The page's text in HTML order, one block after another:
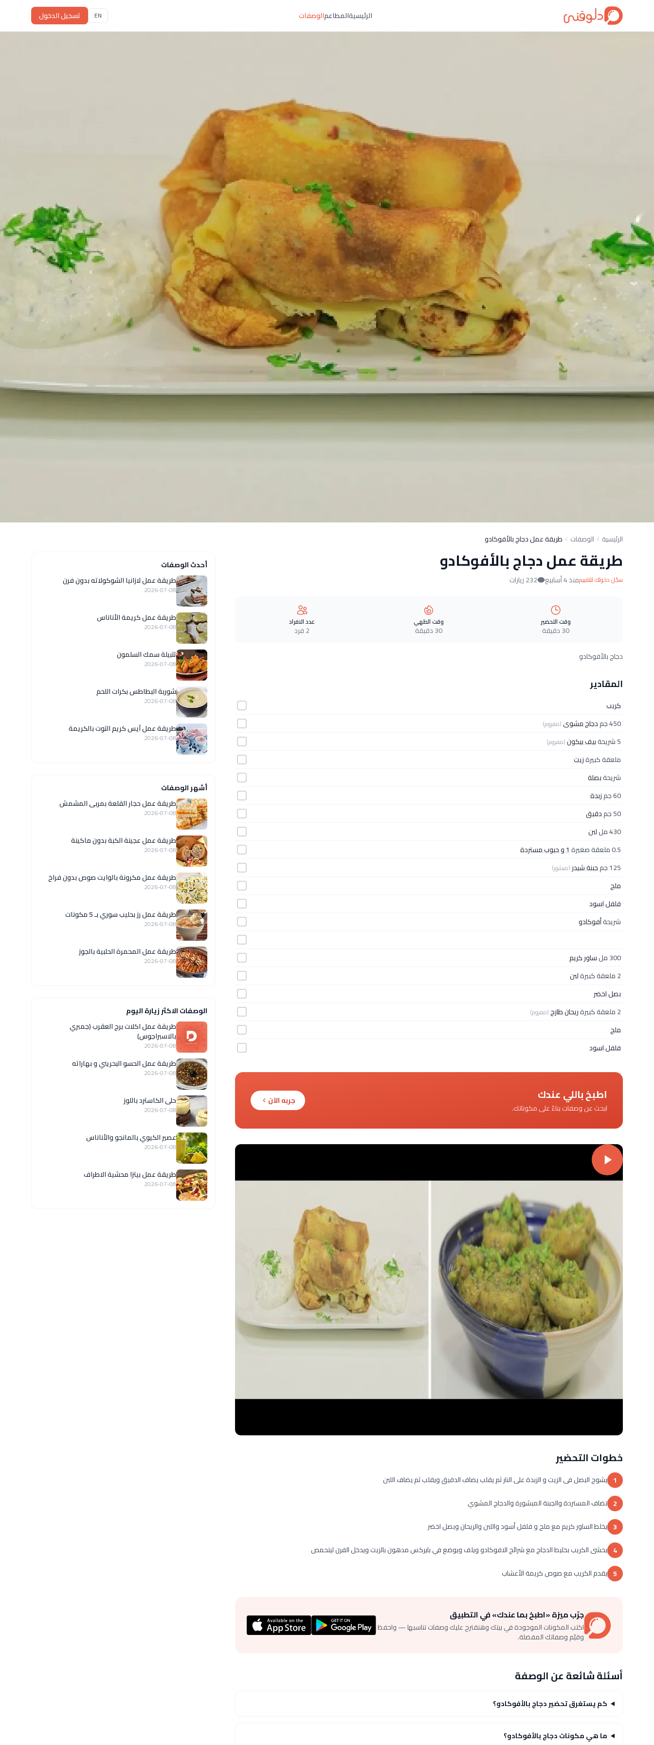
الرئيسيةالمطاعمالوصفات EN تسجيل الدخول
الرئيسية الوصفات طريقة عمل دجاج بالأفوكادو
طريقة عمل دجاج بالأفوكادو
سجّل دخولك للتقييممنذ 4 أسابيع 232 زيارات
وقت التحضير
30 دقيقة
وقت الطهي
30 دقيقة
عدد الافراد
2 فرد
دجاج بالأفوكادو
المقادير
كريب
450 جم
دجاج مشوى(مفروم)
5 شريحة بيف بيكون(مفروم)
ملعقة كبيرةزيت
شريحةبصلة
60 جم
زبدة
50 جم
دقيق
430 مل
لبن
0.5 ملعقة صغيرة
1 و حبوب مستردة
125 جم
جبنة شيدر (مبشور)
ملح
فلفل اسود
شريحةأفوكادو
300 مل
ساور كريم
2 ملعقة كبيرة
لبن
بصل اخضر
2 ملعقة كبيرة
ريحان طازج(مفروم)
ملح
فلفل اسود
اطبخ باللي عندك
ابحث عن وصفات بناءً على مكوناتك.
جربه الآن
خطوات التحضير
1 يشوح البصل فى الزيت و الزبدة على النار ثم يقلب يضاف الدقيق ويقلب ثم يضاف اللبن
2 تضاف المستردة والجبنة المبشورة والدجاج المشوي
3 يخلط الساور كريم مع ملح و فلفل أسود واللبن والريحان وبصل اخضر
4 يحشى الكريب بخليط الدجاج مع شرائح الافوكادو ويلف ويوضع في بايركس مدهون بالزيت ويدخل الفرن ليتحمص
5 يقدم الكريب مع صوص كريمة الأعشاب
جرّب ميزة «اطبخ بما عندك» في التطبيق
اكتب المكونات الموجودة في بيتك وهنقترح عليك وصفات تناسبها — واحفظ
وقيّم وصفاتك المفضلة.
أسئلة شائعة عن الوصفة
كم يستغرق تحضير دجاج بالأفوكادو؟
ما هي مكونات دجاج بالأفوكادو؟
أحدث الوصفات
طريقة عمل لازانيا الشوكولاته بدون فرن
2026-07-08
طريقة عمل كريمة الأناناس
2026-07-08
تتبيلة سمك السلمون
2026-07-08
شوربة البطاطس بكرات اللحم
2026-07-08
طريقة عمل آيس كريم التوت بالكريمة
2026-07-08
أشهر الوصفات
طريقة عمل حجار القلعة بمربى المشمش
2026-07-08
طريقة عمل عجينة الكبة بدون ماكينة
2026-07-08
طريقة عمل مكرونة بالوايت صوص بدون فراخ
2026-07-08
طريقة عمل رز بحليب سوري بـ 5 مكونات
2026-07-08
طريقة عمل المحمرة الحلبية بالجوز
2026-07-08
الوصفات الاكثر زيارة اليوم
طريقة عمل اكلات برج العقرب (جمبري
بالاسبراجوس)
2026-07-08
طريقة عمل الحسو البحريني و بهاراته
2026-07-08
حلى الكاسترد باللوز
2026-07-08
عصير الكيوي بالمانجو والأناناس
2026-07-08
طريقة عمل بيتزا محشية الاطراف
2026-07-08